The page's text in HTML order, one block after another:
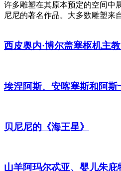
许多雕塑在其原本预定的空间中
尼尼的著名作品。大多数雕塑来
西皮奥内·博尔盖塞枢机主
埃涅阿斯、安喀塞斯和阿斯
贝尼尼的《海王星》
山羊阿玛尔忒亚、婴儿朱庇